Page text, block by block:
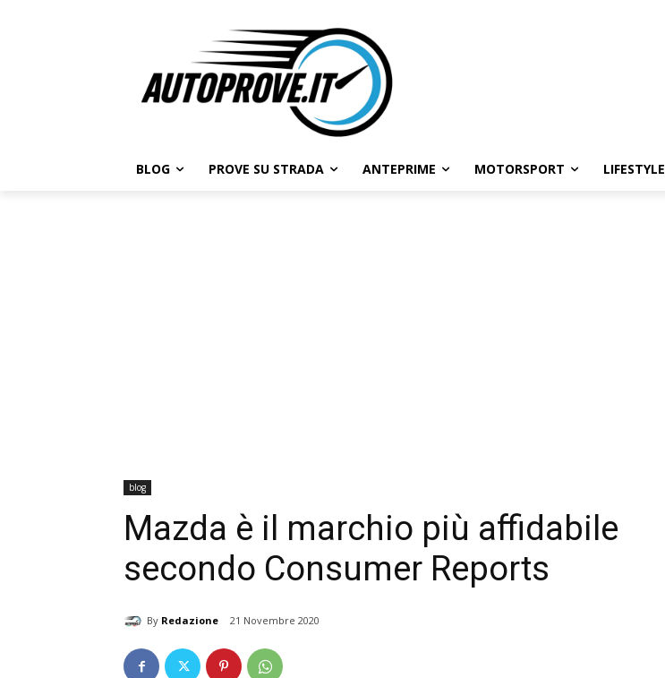
BLOG PROVE SU STRADA ANTEPRIME MOTORSPORT LIFESTYLE
blog
Mazda è il marchio più affidabile
secondo Consumer Reports
By Redazione 21 Novembre 2020